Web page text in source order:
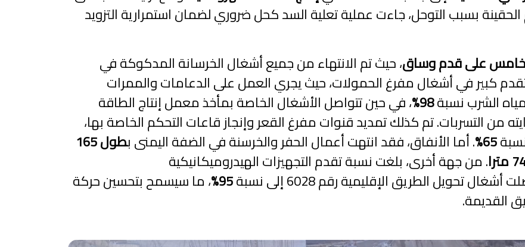
بسبب التوحل، جاءت عملية تعلية السد كحل ضروري لضمان استمرارية التزويد
على قدم وساق، حيث تم الانتهاء من جميع أشغال الخرسانة المدكوكة في
كبير في أشغال مفرغ الحمولات، حيث يجري العمل على الدعامات والممرات
الشرب نسبة98% ، في حين تتواصل الأشغال الخاصة بمأخذ معمل إنتاج الطاقة
من التسربات. تم كذلك تمديد قنوات مفرغ القعر وإنجاز قاعات التحكم الخاصة بها،
65% . أما الأنفاق، فقد انتهت أعمال الحفر والخرسنة في الضفة اليمنى ب طول 165
. من جهة أخرى، بلغت نسبة تقدم التجهيزات الهيدروميكانيكية
تحويل الطريق الإقليمية رقم 6028 إلى نسبة 95% ، ما سيسمح بتحسين حركة
القديمة.